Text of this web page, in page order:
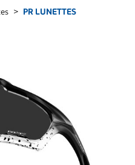
> PR LUNETTES